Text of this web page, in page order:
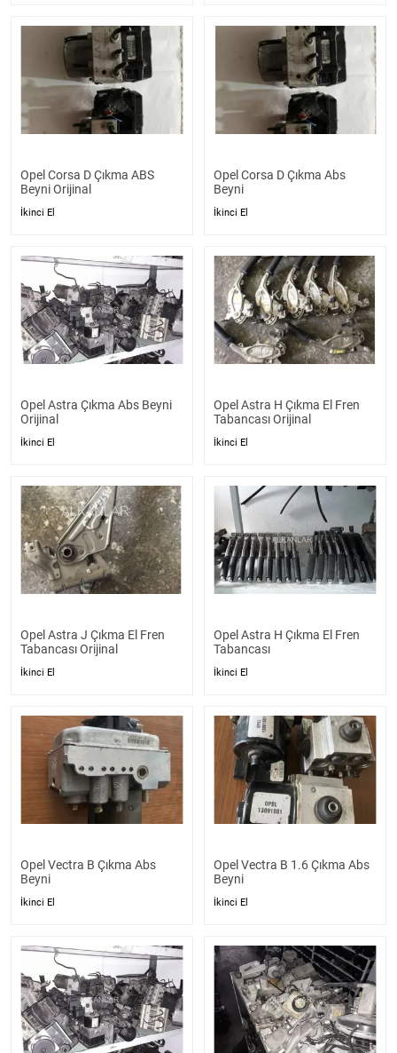
Opel Corsa D Çıkma ABS
Beyni Orijinal
İkinci El
Opel Corsa D Çıkma Abs
Beyni
İkinci El
Opel Astra Çıkma Abs Beyni
Orijinal
İkinci El
Opel Astra H Çıkma El Fren
Tabancası Orijinal
İkinci El
Opel Astra J Çıkma El Fren
Tabancası Orijinal
İkinci El
Opel Astra H Çıkma El Fren
Tabancası
İkinci El
Opel Vectra B Çıkma Abs
Beyni
İkinci El
Opel Vectra B 1.6 Çıkma Abs
Beyni
İkinci El